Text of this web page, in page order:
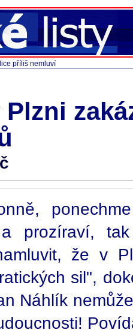
příliš nemluví
prozíraví,
že v
sil",
Náhlík